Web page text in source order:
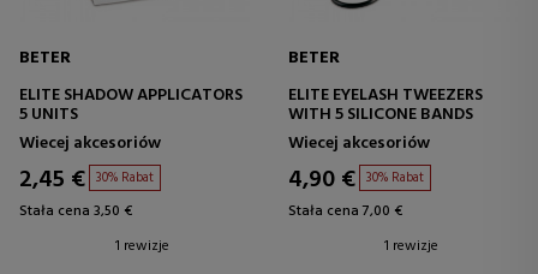
BETER
ELITE SHADOW APPLICATORS
5 UNITS
Wiecej akcesoriów
2,45 € 30% Rabat
Stała cena 3,50 €
1 rewizje
BETER
ELITE EYELASH TWEEZERS
WITH 5 SILICONE BANDS
Wiecej akcesoriów
4,90 € 30% Rabat
Stała cena 7,00 €
1 rewizje